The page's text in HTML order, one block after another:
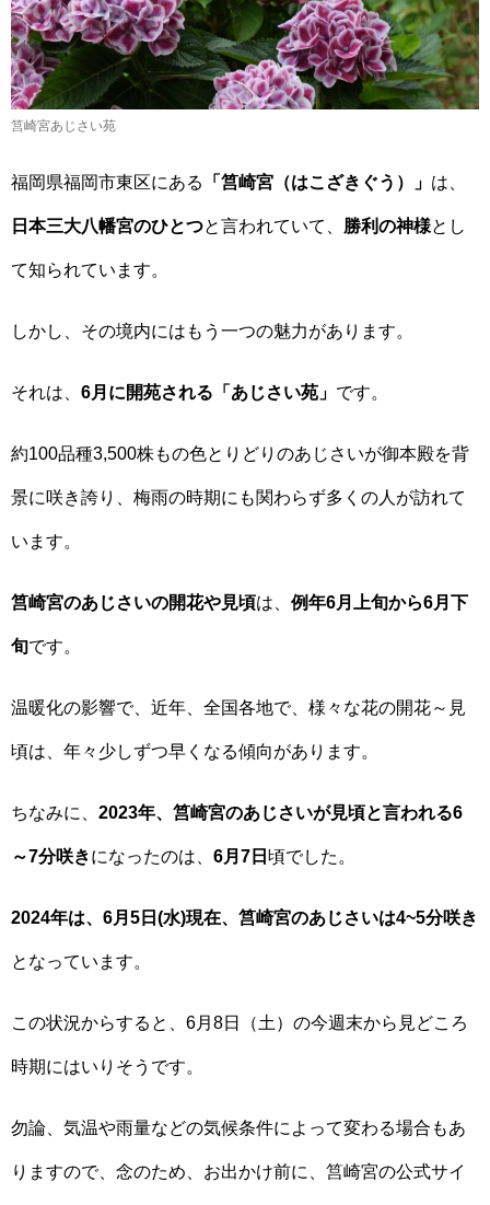
筥崎宮あじさい苑
福岡県福岡市東区にある 「筥崎宮（はこざきぐう）」 は、
日本三大八幡宮のひとつと言われていて、 勝利の神様とし
て知られています。
しかし、その境内にはもう一つの魅力があります。
それは、 6月に開苑される「あじさい苑」 です。
約100品種3,500株もの色とりどりのあじさいが御本殿を背
景に咲き誇り、梅雨の時期にも関わらず多くの人が訪れて
います。
筥崎宮のあじさいの開花や見頃は、 例年6月上旬から6月下
旬です。
温暖化の影響で、近年、全国各地で、様々な花の開花～見
頃は、年々少しずつ早くなる傾向があります。
ちなみに、 2023年、筥崎宮のあじさいが見頃と言われる6
～7分咲きになったのは、 6月7日 頃でした。
2024年は、6月5日(水)現在、筥崎宮のあじさいは4~5分咲き
となっています。
この状況からすると、6月8日（土）の今週末から見どころ
時期にはいりそうです。
勿論、気温や雨量などの気候条件によって変わる場合もあ
りますので、念のため、お出かけ前に、筥崎宮の公式サイ